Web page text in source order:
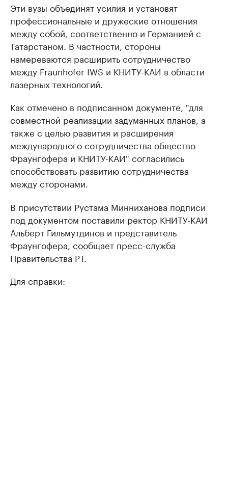
Эти вузы объединят усилия и установят
профессиональные и дружеские отношения
между собой, соответственно и Германией с
Татарстаном. В частности, стороны
намереваются расширить сотрудничество
между Fraunhofer IWS и КНИТУ-КАИ в области
лазерных технологий.
Как отмечено в подписанном документе, "для
совместной реализации задуманных планов, а
также с целью развития и расширения
международного сотрудничества общество
Фраунгофера и КНИТУ-КАИ" согласились
способствовать развитию сотрудничества
между сторонами.
В присутствии Рустама Минниханова подписи
под документом поставили ректор КНИТУ-КАИ
Альберт Гильмутдинов и представитель
Фраунгофера, сообщает пресс-служба
Правительства РТ.
Для справки: